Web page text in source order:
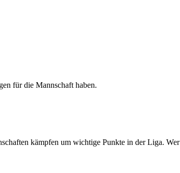
für die Mannschaft haben.
kämpfen um wichtige Punkte in der Liga.